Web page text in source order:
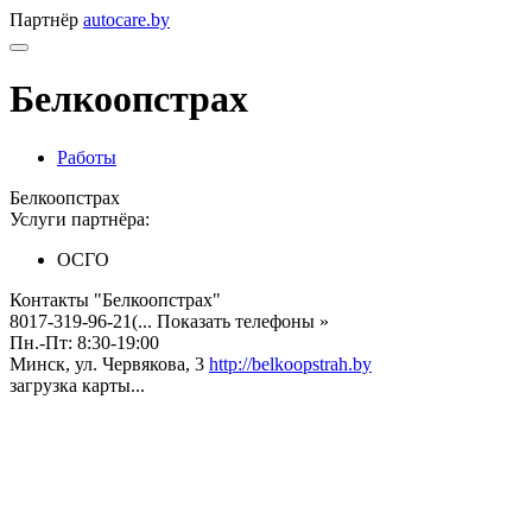
Партнёр autocare.by
Белкоопстрах
Работы
Белкоопстрах
Услуги партнёра:
ОСГО
Контакты "Белкоопстрах"
8017-319-96-21(... Показать телефоны »
Пн.-Пт: 8:30-19:00
Минск, ул. Червякова, 3 http://belkoopstrah.by
загрузка карты...